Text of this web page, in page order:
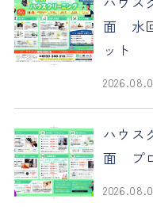
面 水
ット
ハウス
面 プ